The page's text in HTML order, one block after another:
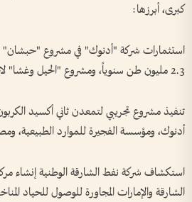
كبرى، أبرزها:
استثمارات شركة "أدنوك" في مشروع "حبشان"
2.3 مليون طن سنوياً، ومشروع "الحيل وغشا" لاحتجاز 1.5 مليون طن سنوياً.
تنفيذ مشروع تجريبي لتمعدن ثاني أكسيد
أدنوك، ومؤسسة الفجيرة للموارد الطبيعية،
استكشاف شركة نفط الشارقة الوطنية إنشاء
الشارقة والإمارات المجاورة للوصول للحياد المناخي